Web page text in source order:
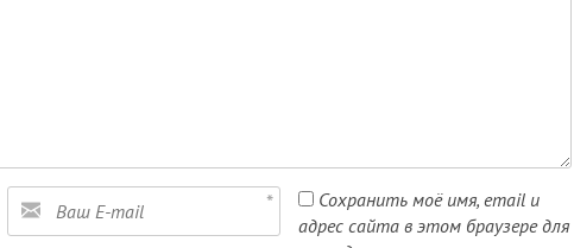
Сохранить моё имя, email и
адрес сайта в этом браузере для